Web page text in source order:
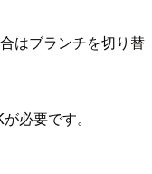
はブランチを切り替
必要です。